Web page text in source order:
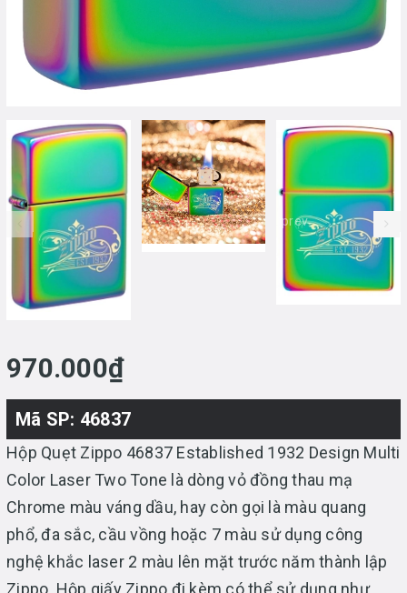
prev
970.000₫
Mã SP: 46837
Hộp Quẹt Zippo 46837 Established 1932 Design Multi
Color Laser Two Tone là dòng vỏ đồng thau mạ
Chrome màu váng dầu, hay còn gọi là màu quang
phổ, đa sắc, cầu vồng hoặc 7 màu sử dụng công
nghệ khắc laser 2 màu lên mặt trước năm thành lập
Zippo. Hộp giấy Zippo đi kèm có thể sử dụng như